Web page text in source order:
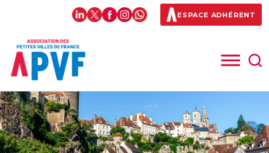
ESPACE ADHÉRENT